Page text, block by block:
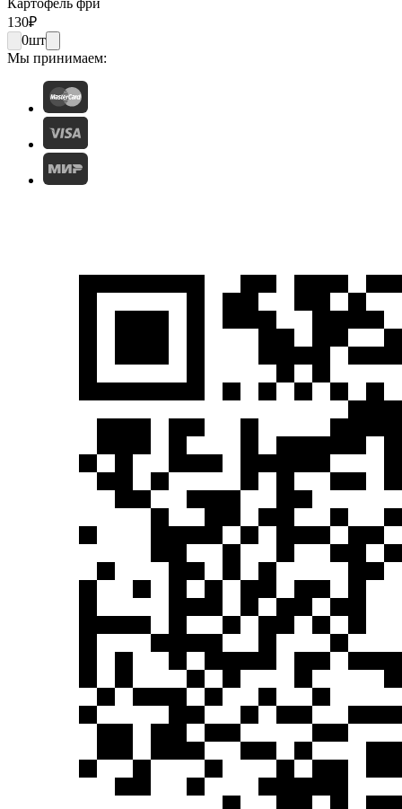
130₽
0шт
Мы принимаем: